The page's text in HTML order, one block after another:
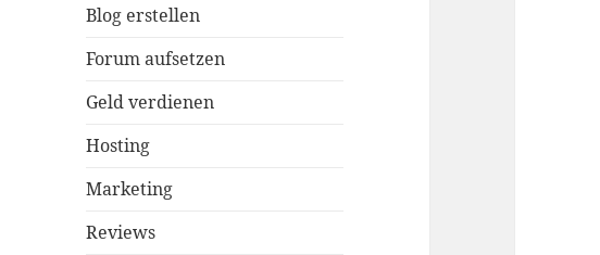
Blog erstellen
Forum aufsetzen
Geld verdienen
Hosting
Marketing
Reviews